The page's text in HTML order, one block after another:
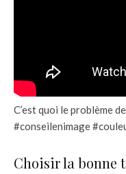
C’est quoi le problème
#conseilenimage
Choisir la bonne